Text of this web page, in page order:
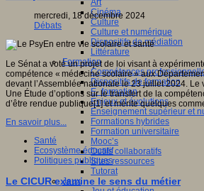
Art
Cinéma
Culture
Culture et numérique
Dispositifs de médiation
Littérature
Formation
Compétences
Dispositifs de formation
E- formation
Enjeux et évolutions
Enseignement supérieur et
Formations hybrides
Formation universitaire
Mooc’s
Outils collaboratifs
Sites ressources
Tutorat
Jeux
mercredi, 18 décembre 2024
Débats
Le Sénat a voté un projet de loi visant à
compétence « médecine scolaire » aux
devant l’Assemblée nationale le 23 juillet 2024. Le
Une Étude d’options sur le transfert de la
d’être rendue publique[1] et mérite quelques
En savoir plus...
Santé
Ecosystème éducatif
Politiques publiques
Le CICUR examine le sens du métier